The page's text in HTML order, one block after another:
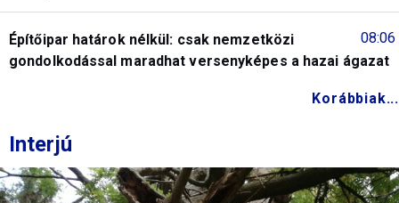
08:06
Építőipar határok nélkül: csak nemzetközi
gondolkodással maradhat versenyképes a hazai ágazat
Korábbiak...
Interjú